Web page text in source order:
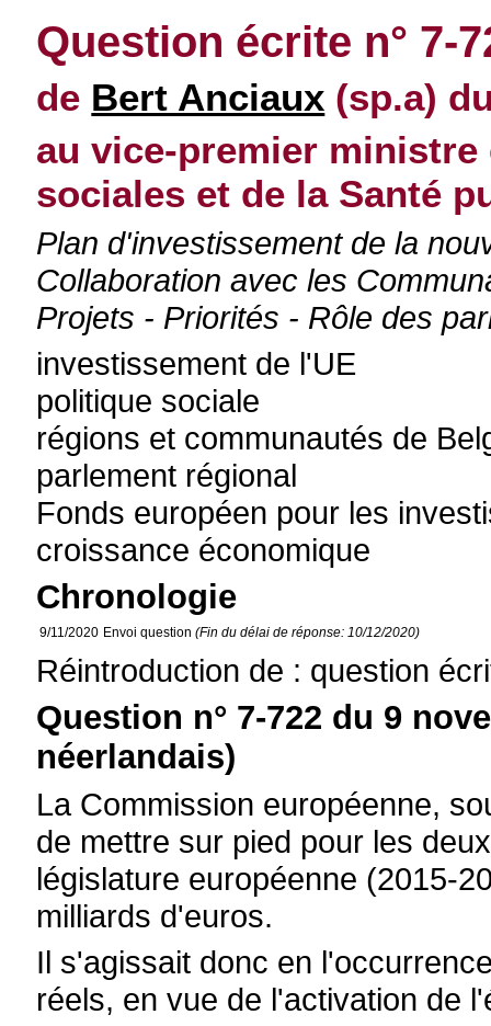
Question écrite n° 7-
de Bert Anciaux (sp.a)
au vice-premier
sociales et de la Santé
Plan d'investissement de la
Collaboration avec les
Projets - Priorités - Rôle des
investissement de l'UE
politique sociale
régions et communautés de
parlement régional
Fonds européen pour les
croissance économique
Chronologie
9/11/2020 Envoi question(Fin du délai de réponse: 10/12/2020)
Réintroduction de : question
Question n° 7-722 du 9
néerlandais)
La Commission européenne,
de mettre sur pied pour les
législature européenne (2015-
milliards d'euros.
Il s'agissait donc en
réels, en vue de l'activation de